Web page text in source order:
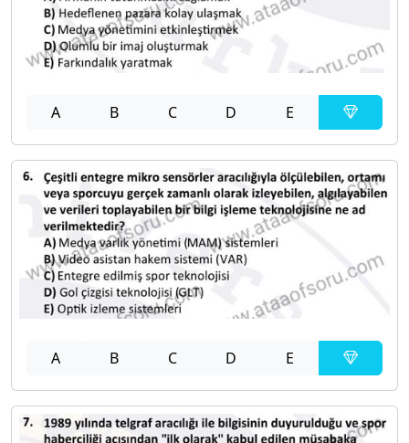
A B C D E
A B C D E